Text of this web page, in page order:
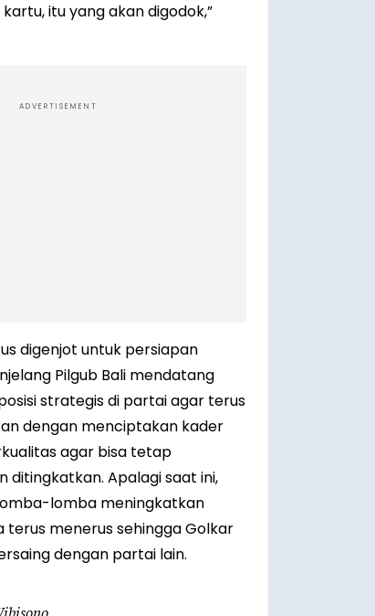
itu yang akan digodok,”
ADVERTISEMENT
digenjot untuk persiapan
Pilgub Bali mendatang
strategis di partai agar terus
dengan menciptakan kader
agar bisa tetap
ditingkatkan. Apalagi saat ini,
lomba meningkatkan
terus menerus sehingga Golkar
dengan partai lain.